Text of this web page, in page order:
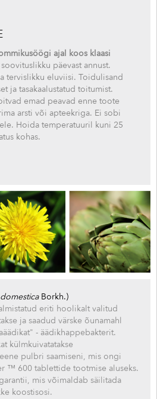
ajal koos klaasi
päevast annust.
tervislikku eluviisi. Toidulisand
ja tasakaalustatud toitumist.
emad peavad enne toote
arsti või apteekriga. Ei sobi
Hoida temperatuuril kuni 25
kohas.
Borkh.)
eriti hoolikalt valitud
ja saadud värske õunamahl
- äädikhappebakterit.
külmkuivatatakse
pulbri saamiseni, mis ongi
™ 600 tablettide tootmise aluseks.
mis võimaldab säilitada
koostisosi.